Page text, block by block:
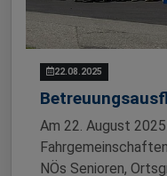
22.08.2025
Am 22. August
NÖs Senioren,